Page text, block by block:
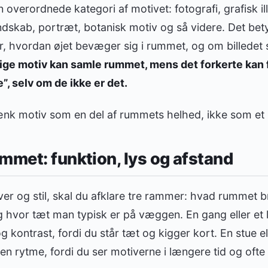
overordnede kategori af motivet: fotografi, grafisk
portræt, botanisk motiv og så videre. Det
hvordan øjet bevæger sig i rummet, og om billedet
motiv kan samle rummet, mens det forkerte
selv om de ikke er det.
motiv som en del af rummets helhed, ikke som et
funktion, lys og afstand
og stil, skal du afklare tre rammer: hvad rummet
hvor tæt man typisk er på væggen. En gang eller et
kontrast, fordi du står tæt og kigger kort. En stue
rytme, fordi du ser motiverne i længere tid og ofte